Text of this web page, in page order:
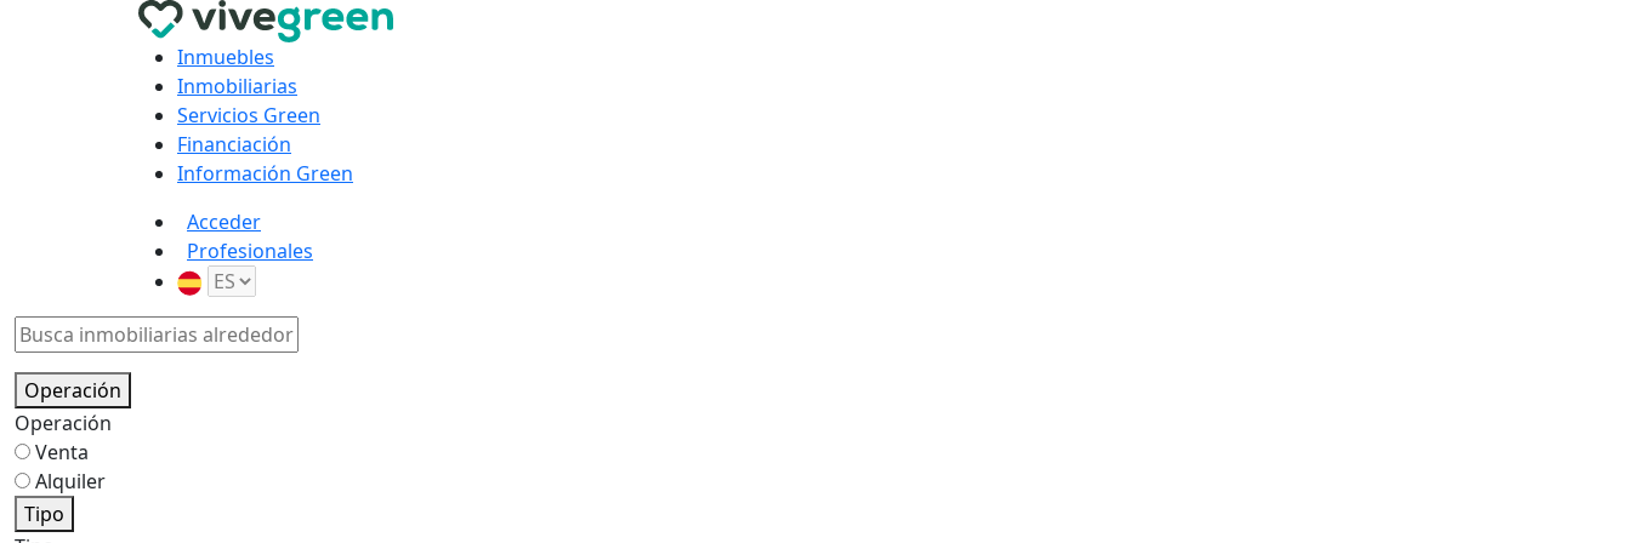
Inmuebles
Inmobiliarias
Servicios Green
Financiación
Información Green
Acceder
Profesionales
Operación
Operación
Venta
Alquiler
Tipo